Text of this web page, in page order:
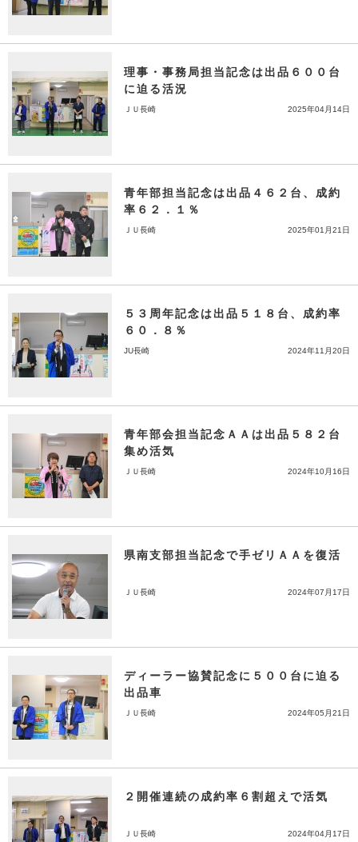
理事・事務局担当記念は出品６００台
に迫る活況
ＪＵ長崎 2025年04月14日
青年部担当記念は出品４６２台、成約
率６２．１％
ＪＵ長崎 2025年01月21日
５３周年記念は出品５１８台、成約率
６０．８％
JU長崎 2024年11月20日
青年部会担当記念ＡＡは出品５８２台
集め活気
ＪＵ長崎 2024年10月16日
県南支部担当記念で手ゼリＡＡを復活
ＪＵ長崎 2024年07月17日
ディーラー協賛記念に５００台に迫る
出品車
ＪＵ長崎 2024年05月21日
２開催連続の成約率６割超えで活気
ＪＵ長崎 2024年04月17日